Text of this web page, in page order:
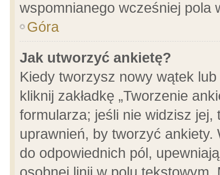
wspomnianego wcześniej pola
Góra
Jak utworzyć ankietę?
Kiedy tworzysz nowy wątek
kliknij zakładkę „Tworzenie
formularza; jeśli nie widzisz
uprawnień, by tworzyć ankiety.
do odpowiednich pól,